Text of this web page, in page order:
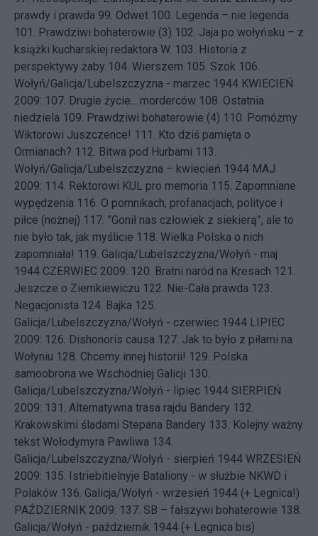
prawdy i prawda 99. Odwet 100. Legenda – nie legenda
101.
Prawdziwi bohaterowie (3) 102. Jaja po wołyńsku – z
książki kucharskiej redaktora W. 103. Historia z
perspektywy żaby 104. Wierszem 105. Szok 106.
Wołyń/Galicja/Lubelszczyzna - marzec 1944 KWIECIEŃ
2009: 107. Drugie życie... morderców 108. Ostatnia
niedziela 109. Prawdziwi bohaterowie (4) 110. Pomóżmy
Wiktorowi Juszczence! 111.
Kto dziś pamięta o
Ormianach? 112. Bitwa pod Hurbami 113.
Wołyń/Galicja/Lubelszczyzna – kwiecień 1944 MAJ
2009: 114. Rektorowi KUL pro memoria 115. Zapomniane
wypędzenia 116. O pomnikach, profanacjach, polityce i
piłce (nożnej) 117. ”Gonił nas człowiek z siekierą”, ale to
nie było tak, jak myślicie 118. Wielka Polska o nich
zapomniała! 119. Galicja/Lubelszczyzna/Wołyń - maj
1944 CZERWIEC 2009: 120. Bratni naród na Kresach 121.
Jeszcze o Ziemkiewiczu 122. Nie-Cała prawda 123.
Negacjonista 124. Bajka 125.
Galicja/Lubelszczyzna/Wołyń - czerwiec 1944 LIPIEC
2009: 126. Dishonoris causa 127. Jak to było z piłami na
Wołyniu 128. Chcemy innej historii! 129. Polska
samoobrona we Wschodniej Galicji 130.
Galicja/Lubelszczyzna/Wołyń - lipiec 1944 SIERPIEŃ
2009: 131. Alternatywna trasa rajdu Bandery 132.
Krakowskimi śladami Stepana Bandery 133. Kolejny ważny
tekst Wołodymyra Pawliwa 134.
Galicja/Lubelszczyzna/Wołyń - sierpień 1944 WRZESIEŃ
2009: 135. Istriebitielnyje Bataliony - w służbie NKWD i
Polaków 136. Galicja/Wołyń - wrzesień 1944 (+ Legnica!)
PAŹDZIERNIK 2009: 137. SB – fałszywi bohaterowie 138.
Galicja/Wołyń - październik 1944 (+ Legnica bis)